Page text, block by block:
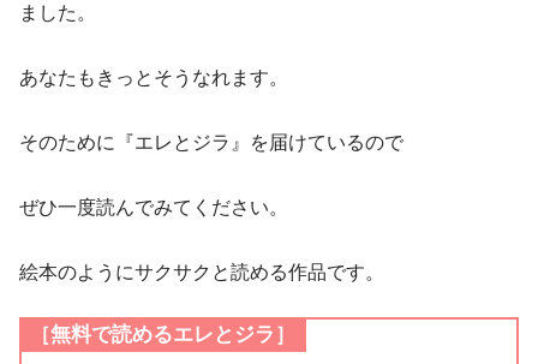
ました。
あなたもきっとそうなれます。
そのために『エレとジラ』を届けているので
ぜひ一度読んでみてください。
絵本のようにサクサクと読める作品です。
［無料で読めるエレとジラ］